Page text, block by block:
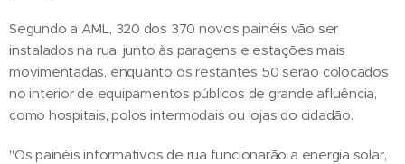
Segundo a AML, 320 dos 370 novos painéis vão ser
instalados na rua, junto às paragens e estações mais
movimentadas, enquanto os restantes 50 serão colocados
no interior de equipamentos públicos de grande afluência,
como hospitais, polos intermodais ou lojas do cidadão.
"Os painéis informativos de rua funcionarão a energia solar,